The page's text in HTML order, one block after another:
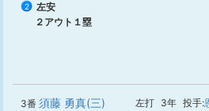
2
左安
２アウト１塁
3番 須藤 勇真(三) 左打 3年 投手: